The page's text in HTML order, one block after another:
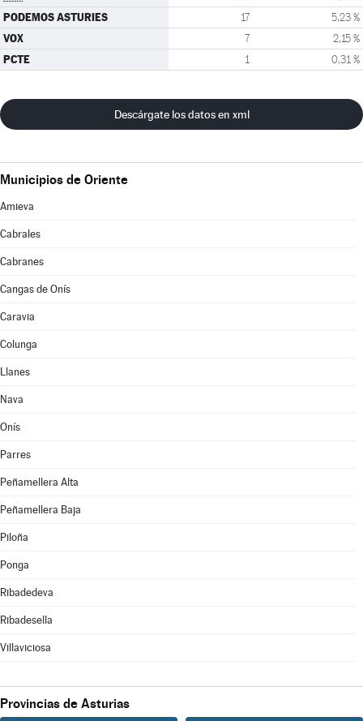
PODEMOS ASTURIES 17 5,23 %
VOX 7 2,15 %
PCTE 1 0,31 %
Descárgate los datos en xml
Municipios de Oriente
Amieva
Cabrales
Cabranes
Cangas de Onís
Caravia
Colunga
Llanes
Nava
Onís
Parres
Peñamellera Alta
Peñamellera Baja
Piloña
Ponga
Ribadedeva
Ribadesella
Villaviciosa
Provincias de Asturias